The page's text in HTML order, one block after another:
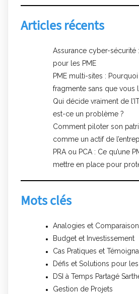
Articles récents
Assurance cyber-sécurité
pour les PME
PME multi-sites :
fragmente sans que vous
Qui décide vraiment de
est-ce un problème ?
Comment piloter son
comme un actif de
PRA ou PCA : Ce qu’une
mettre en place pour
Mots clés
Analogies et
Budget et Investissement
Cas Pratiques et
Défis et Solutions pour
DSI à Temps Partagé
Gestion de Projets